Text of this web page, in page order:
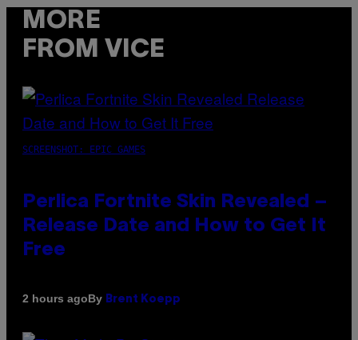
MORE
FROM VICE
SCREENSHOT: EPIC GAMES
Perlica Fortnite Skin Revealed –
Release Date and How to Get It
Free
2 hours agoBy Brent Koepp